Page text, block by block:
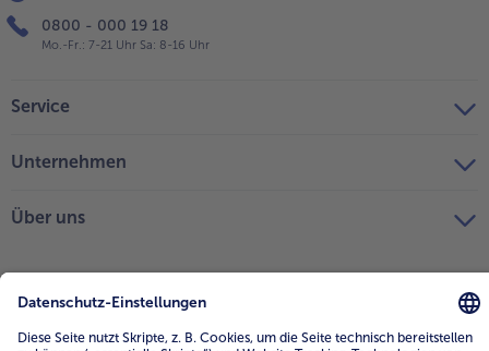
0800 - 000 19 18
Mo.-Fr.: 7-21 Uhr Sa: 8-16 Uhr
Service
Unternehmen
Über uns